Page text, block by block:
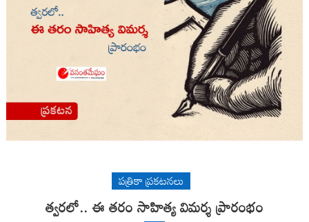
పత్రికా ప్రకటనలు
త్వరలో.. ఈ తరం సాహిత్య విమర్శ ప్రారంభం